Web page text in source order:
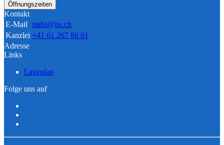
Öffnungszeiten
Kontakt
E-Mail stabs@bs.ch
Kanzlei +41 61 267 86 01
Adresse
Links
Lageplan
Folge uns auf